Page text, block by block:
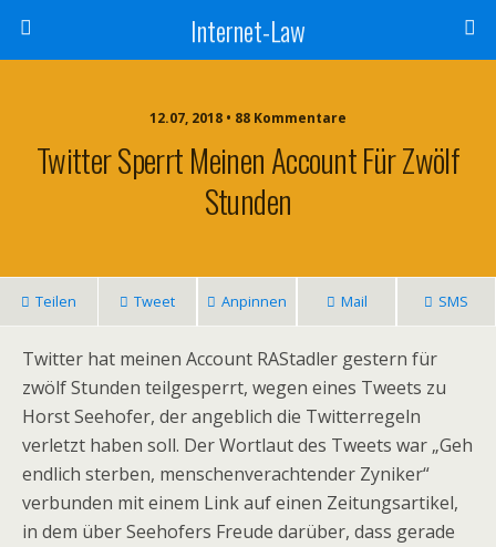
Internet-Law
12.07, 2018 • 88 Kommentare
Twitter Sperrt Meinen Account Für Zwölf
Stunden
Teilen Tweet Anpinnen Mail SMS
Twitter hat meinen Account RAStadler gestern für
zwölf Stunden teilgesperrt, wegen eines Tweets zu
Horst Seehofer, der angeblich die Twitterregeln
verletzt haben soll. Der Wortlaut des Tweets war „Geh
endlich sterben, menschenverachtender Zyniker“
verbunden mit einem Link auf einen Zeitungsartikel,
in dem über Seehofers Freude darüber, dass gerade